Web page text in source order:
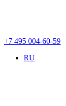
+7 495 004-60-59
RU